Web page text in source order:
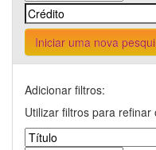
Iniciar uma nova
Adicionar filtros:
Utilizar filtros para